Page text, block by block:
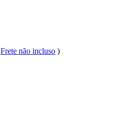
Frete não incluso )